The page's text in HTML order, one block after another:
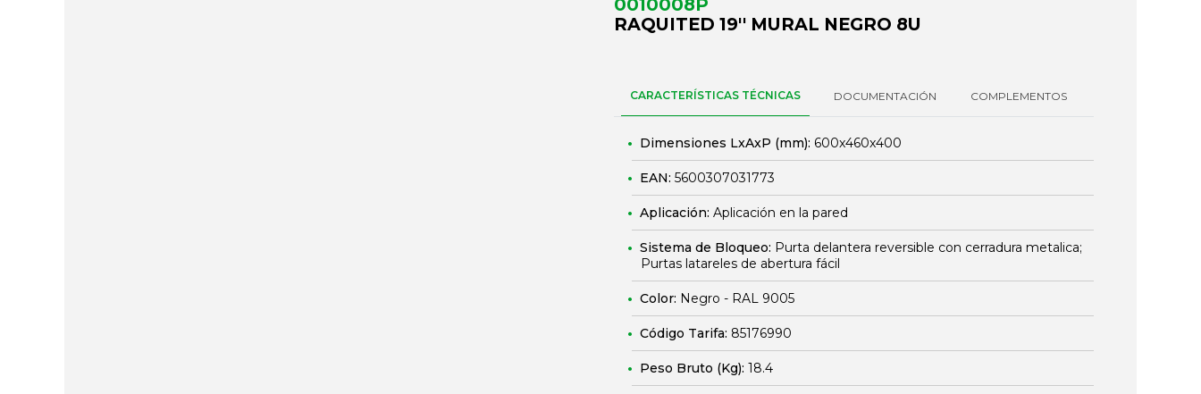
0010008P
RAQUITED 19'' MURAL NEGRO 8U
CARACTERÍSTICAS TÉCNICAS DOCUMENTACIÓN COMPLEMENTOS
Dimensiones LxAxP (mm): 600x460x400
EAN: 5600307031773
Aplicación: Aplicación en la pared
Sistema de Bloqueo: Purta delantera reversible con cerradura metalica;
Purtas latareles de abertura fácil
Color: Negro - RAL 9005
Código Tarifa: 85176990
Peso Bruto (Kg): 18.4